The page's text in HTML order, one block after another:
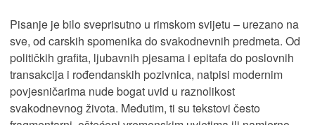
Pisanje je bilo sveprisutno u rimskom svijetu – urezano na
sve, od carskih spomenika do svakodnevnih predmeta. Od
političkih grafita, ljubavnih pjesama i epitafa do poslovnih
transakcija i rođendanskih pozivnica, natpisi modernim
povjesničarima nude bogat uvid u raznolikost
svakodnevnog života. Međutim, ti su tekstovi često